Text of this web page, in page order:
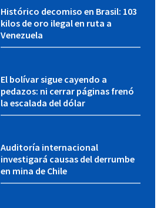
Histórico decomiso en Brasil: 103
kilos de oro ilegal en ruta a
Venezuela
El bolívar sigue cayendo a
pedazos: ni cerrar páginas frenó
la escalada del dólar
Auditoría internacional
investigará causas del derrumbe
en mina de Chile